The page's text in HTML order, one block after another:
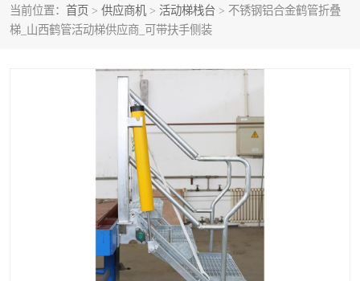
当前位置： 首页 > 供应商机 > 活动梯栈台 > 不锈钢铝合金鹤管折叠
梯_山西鹤管活动梯供应商_可带扶手侧装
鹤管配件 活动梯栈台
装车鹤管